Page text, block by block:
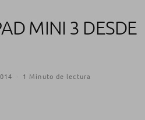
MINI 3 DESDE
· 1 Minuto de lectura